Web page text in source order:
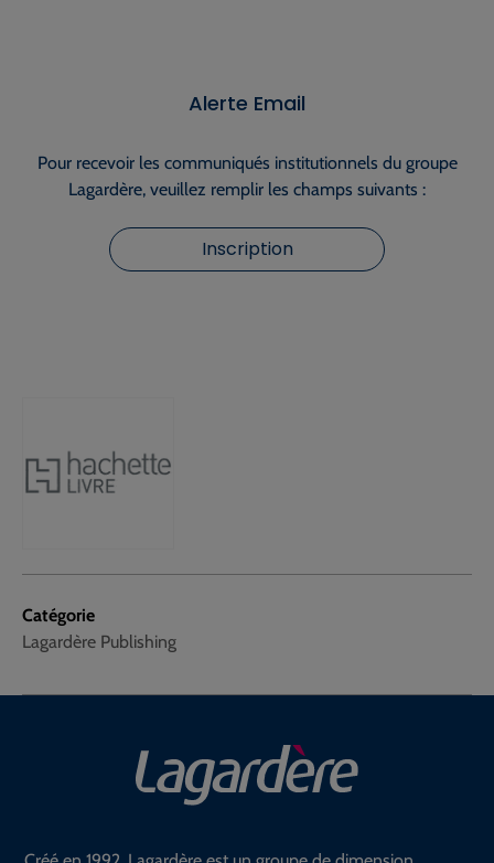
Catégorie
Lagardère Publishing
Alerte Email
Pour recevoir les communiqués institutionnels du groupe
Lagardère, veuillez remplir les champs suivants :
Inscription